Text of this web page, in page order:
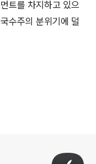
트를 차지하고 있으
수주의 분위기에 덜